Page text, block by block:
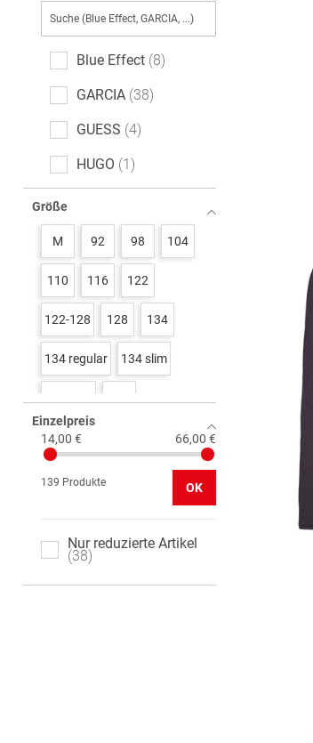
Logoprint 1
Motivprint 1
Blue Effect 8
GARCIA 38
GUESS 4
HUGO 1
STACCATO
TOM TAILOR
Tommy Hilfiger
VERO MODA Girl
name it 12
s. Oliver 16
Größe
M 92 98 104
110 116 122
122-128 128 134
134 regular 134 slim
140 regular
146 146 regluar
146/152
Einzelpreis
14,00 €
66,00 €
139 Produkte OK
Nur reduzierte Artikel
38